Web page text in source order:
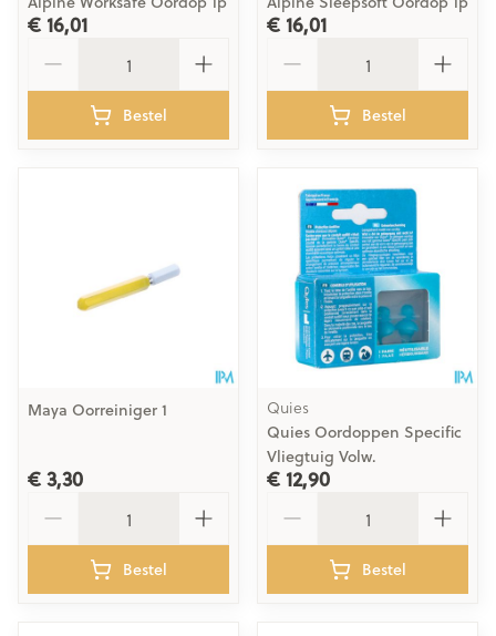
€ 16,01
Bestel
€ 16,01
Bestel
Maya Oorreiniger 1
€ 3,30
Bestel
Quies
Quies Oordoppen Specific
Vliegtuig Volw.
€ 12,90
Bestel